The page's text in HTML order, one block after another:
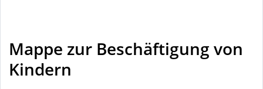
Mappe zur Beschäftigung von
Kindern